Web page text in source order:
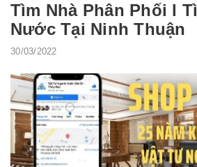
Tìm Nhà Phân Phối l
Nước Tại Ninh Thuận
30/03/2022